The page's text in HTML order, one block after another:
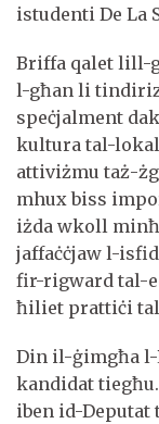
istudenti De La
Briffa qalet lill-
l-għan li
speċjalment
kultura tal-
attiviżmu taż-
mhux biss
iżda wkoll
jaffaċċjaw l-
fir-rigward tal-
ħiliet prattiċi
Din il-ġimgħa
kandidat
iben id-Deputat